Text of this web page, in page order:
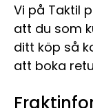
Vi på Taktil
att du som
ditt köp så
att boka